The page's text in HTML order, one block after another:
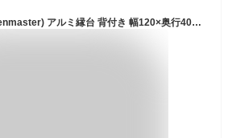
ガーデンマスター(Gardenmaster) アルミ縁台 背付き 幅120×奥行40×高さ72cm ガーデンベンチ ガーデンチェア ベランダ バルコニー 軽量 踏み台 玄関台 お庭 ダークブラウン KBT120